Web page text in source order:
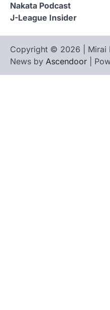
Nakata Podcast
J-League Insider
Copyright © 2026 | Mirai
News by Ascendoor |